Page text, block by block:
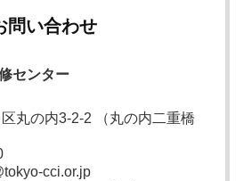
問い合わせ
センター
丸の内3-2-2 （丸の内二重橋
cci.or.jp